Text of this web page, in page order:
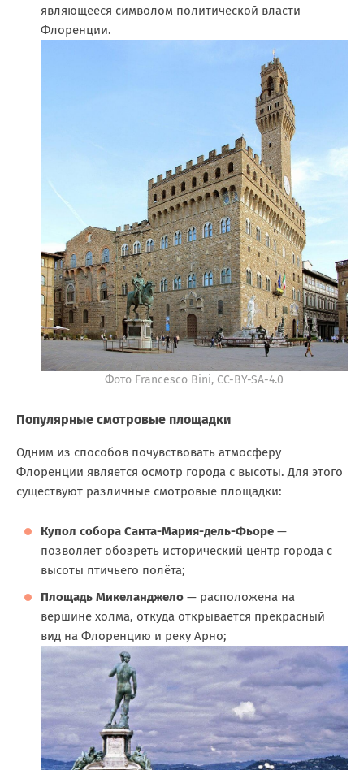
являющееся символом политической власти
Флоренции.
Фото Francesco Bini, CC-BY-SA-4.0
Популярные смотровые площадки
Одним из способов почувствовать атмосферу
Флоренции является осмотр города с высоты. Для этого
существуют различные смотровые площадки:
Купол собора Санта-Мария-дель-Фьоре —
позволяет обозреть исторический центр города с
высоты птичьего полёта;
Площадь Микеланджело — расположена на
вершине холма, откуда открывается прекрасный
вид на Флоренцию и реку Арно;